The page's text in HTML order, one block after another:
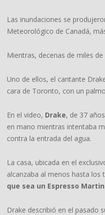
Las inundaciones se
Meteorológico de Canadá,
Mientras, decenas de miles
Uno de ellos, el cantante
cara de Toronto, con un
En el video, Drake, de 37
en mano mientras intentaba
contra la entrada del agua.
La casa, ubicada en el
alcanzaba al menos hasta los
que sea un Espresso
Drake describió en el pasado